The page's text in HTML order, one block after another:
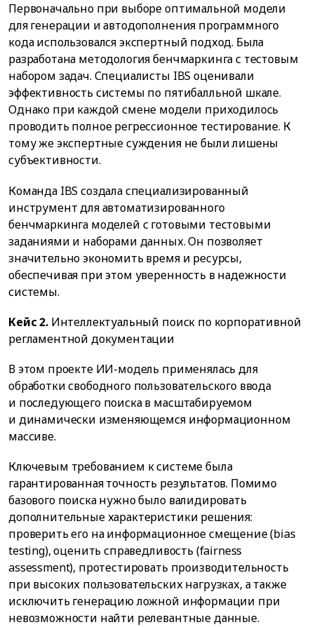
Первоначально при выборе оптимальной модели
для генерации и автодополнения программного
кода использовался экспертный подход. Была
разработана методология бенчмаркинга с тестовым
набором задач. Специалисты IBS оценивали
эффективность системы по пятибалльной шкале.
Однако при каждой смене модели приходилось
проводить полное регрессионное тестирование. К
тому же экспертные суждения не были лишены
субъективности.
Команда IBS создала специализированный
инструмент для автоматизированного
бенчмаркинга моделей с готовыми тестовыми
заданиями и наборами данных. Он позволяет
значительно экономить время и ресурсы,
обеспечивая при этом уверенность в надежности
системы.
Кейс 2.Интеллектуальный поиск по корпоративной
регламентной документации
В этом проекте ИИ-модель применялась для
обработки свободного пользовательского ввода
и последующего поиска в масштабируемом
и динамически изменяющемся информационном
массиве.
Ключевым требованием к системе была
гарантированная точность результатов. Помимо
базового поиска нужно было валидировать
дополнительные характеристики решения:
проверить его на информационное смещение (bias
testing), оценить справедливость (fairness
assessment), протестировать производительность
при высоких пользовательских нагрузках, а также
исключить генерацию ложной информации при
невозможности найти релевантные данные.